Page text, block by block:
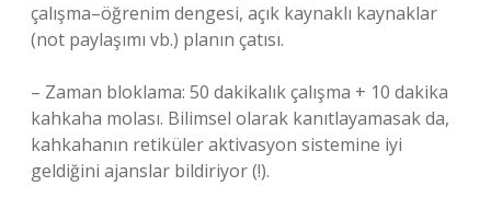
çalışma–öğrenim dengesi, açık kaynaklı kaynaklar
(not paylaşımı vb.) planın çatısı.
– Zaman bloklama: 50 dakikalık çalışma + 10 dakika
kahkaha molası. Bilimsel olarak kanıtlayamasak da,
kahkahanın retiküler aktivasyon sistemine iyi
geldiğini ajanslar bildiriyor (!).